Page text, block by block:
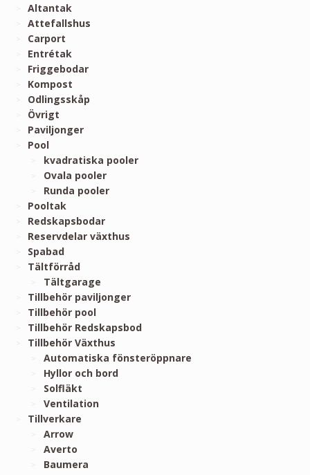
Altantak
Attefallshus
Carport
Entrétak
Friggebodar
Kompost
Odlingsskåp
Övrigt
Paviljonger
Pool
kvadratiska pooler
Ovala pooler
Runda pooler
Pooltak
Redskapsbodar
Reservdelar växthus
Spabad
Tältförråd
Tältgarage
Tillbehör paviljonger
Tillbehör pool
Tillbehör Redskapsbod
Tillbehör Växthus
Automatiska fönsteröppnare
Hyllor och bord
Solfläkt
Ventilation
Tillverkare
Arrow
Averto
Baumera